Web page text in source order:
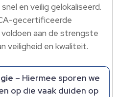
en veilig gelokaliseerd.
gecertificeerde
aan de strengste
veiligheid en kwaliteit.
– Hiermee sporen we
op die vaak duiden op